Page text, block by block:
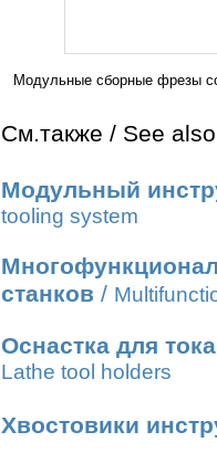
Модульные сборные фрезы
См.также / See
Модульный
tooling system
станков /
Оснастка для
Lathe tool holders
Хвостовики